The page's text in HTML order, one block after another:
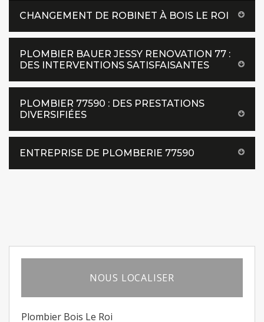
CHANGEMENT DE ROBINET À BOIS LE ROI
PLOMBIER BAUER JESSY RENOVATION 77 :
DES INTERVENTIONS SATISFAISANTES
PLOMBIER 77590 : DES PRESTATIONS
DIVERSIFIÉES
ENTREPRISE DE PLOMBERIE 77590
NOUS LOCALISER
Plombier Bois Le Roi